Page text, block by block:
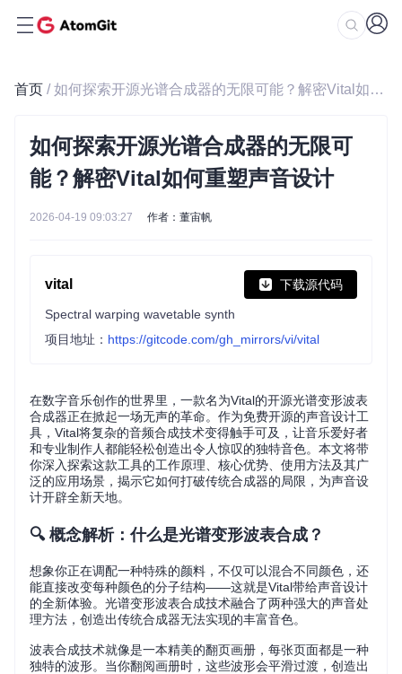
首页 / 如何探索开源光谱合成器的无限可能？解密Vital如何重塑声音设计
如何探索开源光谱合成器的无限可
能？解密Vital如何重塑声音设计
2026-04-19 09:03:27 作者：董宙帆
vital 下载源代码
Spectral warping wavetable synth
项目地址： https://gitcode.com/gh_mirrors/vi/vital
在数字音乐创作的世界里，一款名为Vital的开源光谱变形波表
合成器正在掀起一场无声的革命。作为免费开源的声音设计工
具，Vital将复杂的音频合成技术变得触手可及，让音乐爱好者
和专业制作人都能轻松创造出令人惊叹的独特音色。本文将带
你深入探索这款工具的工作原理、核心优势、使用方法及其广
泛的应用场景，揭示它如何打破传统合成器的局限，为声音设
计开辟全新天地。
🔍 概念解析：什么是光谱变形波表合成？
想象你正在调配一种特殊的颜料，不仅可以混合不同颜色，还
能直接改变每种颜色的分子结构——这就是Vital带给声音设计
的全新体验。光谱变形波表合成技术融合了两种强大的声音处
理方法，创造出传统合成器无法实现的丰富音色。
波表合成技术就像是一本精美的翻页画册，每张页面都是一种
独特的波形。当你翻阅画册时，这些波形会平滑过渡，创造出